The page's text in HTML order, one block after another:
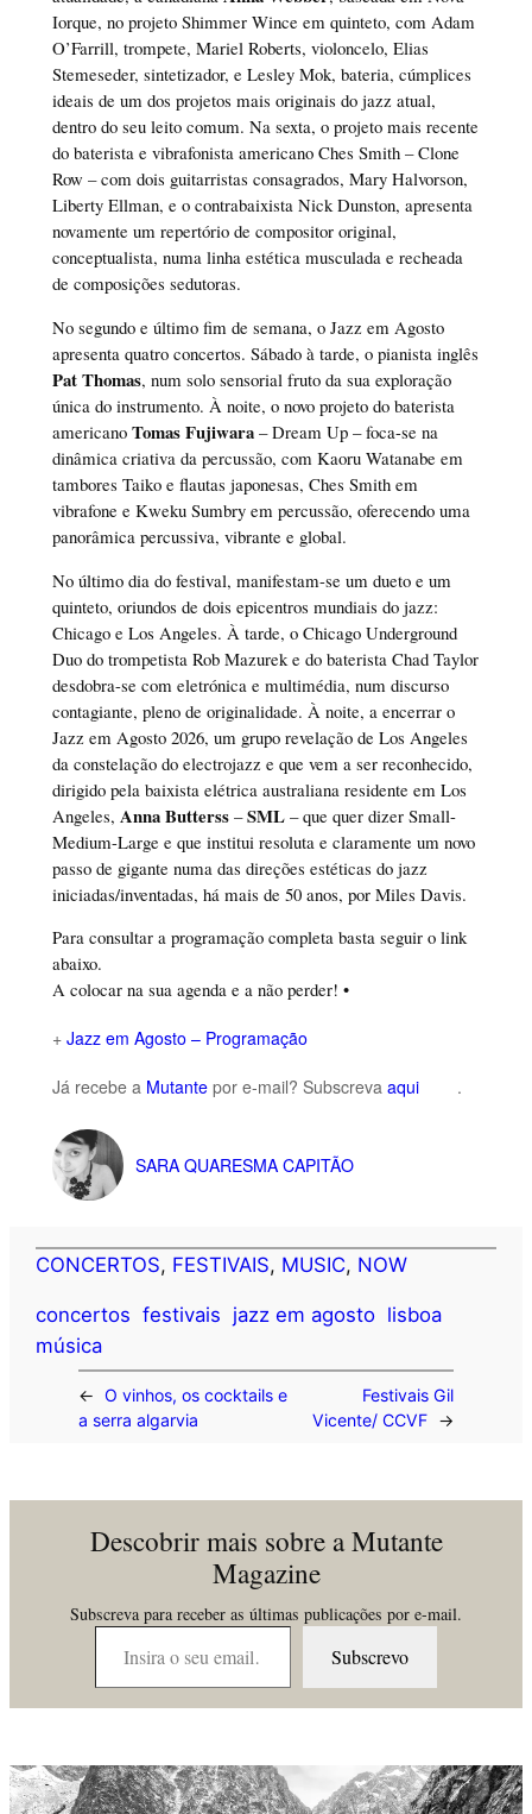
Iorque, no projeto Shimmer Wince em quinteto, com Adam
O’Farrill, trompete, Mariel Roberts, violoncelo, Elias
Stemeseder, sintetizador, e Lesley Mok, bateria, cúmplices
ideais de um dos projetos mais originais do jazz atual,
dentro do seu leito comum. Na sexta, o projeto mais recente
do baterista e vibrafonista americano Ches Smith – Clone
Row – com dois guitarristas consagrados, Mary Halvorson,
Liberty Ellman, e o contrabaixista Nick Dunston, apresenta
novamente um repertório de compositor original,
conceptualista, numa linha estética musculada e recheada
de composições sedutoras.
No segundo e último fim de semana, o Jazz em Agosto
apresenta quatro concertos. Sábado à tarde, o pianista inglês
Pat Thomas, num solo sensorial fruto da sua exploração
única do instrumento. À noite, o novo projeto do baterista
americano Tomas Fujiwara– Dream Up – foca-se na
dinâmica criativa da percussão, com Kaoru Watanabe em
tambores Taiko e flautas japonesas, Ches Smith em
vibrafone e Kweku Sumbry em percussão, oferecendo uma
panorâmica percussiva, vibrante e global.
No último dia do festival, manifestam-se um dueto e um
quinteto, oriundos de dois epicentros mundiais do jazz:
Chicago e Los Angeles. À tarde, o Chicago Underground
Duo do trompetista Rob Mazurek e do baterista Chad Taylor
desdobra-se com eletrónica e multimédia, num discurso
contagiante, pleno de originalidade. À noite, a encerrar o
Jazz em Agosto 2026, um grupo revelação de Los Angeles
da constelação do electrojazz e que vem a ser reconhecido,
dirigido pela baixista elétrica australiana residente em Los
Angeles, Anna Butterss–SML– que quer dizer Small-
Medium-Large e que institui resoluta e claramente um novo
passo de gigante numa das direções estéticas do jazz
iniciadas/inventadas, há mais de 50 anos, por Miles Davis.
Para consultar a programação completa basta seguir o link
abaixo.
A colocar na sua agenda e a não perder! •
+ Jazz em Agosto – Programação
Já recebe a Mutantepor e-mail? Subscreva aqui .
SARA QUARESMA CAPITÃO
CONCERTOS, FESTIVAIS, MUSIC, NOW
concertos festivais jazz em agosto lisboa
música
←
O vinhos, os cocktails e
a serra algarvia
Festivais Gil
Vicente/ CCVF
→
Descobrir mais sobre a Mutante
Magazine
Subscreva para receber as últimas publicações por e-mail.
Insira o seu email…
Subscrevo